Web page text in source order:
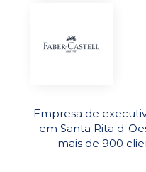
Empresa de
em Santa Rita d-
mais de 900